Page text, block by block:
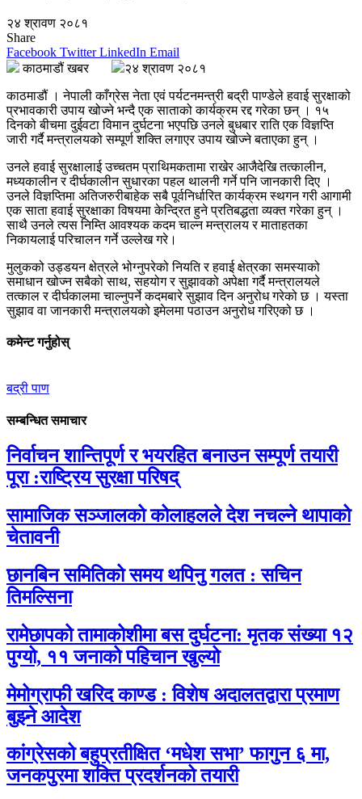
२४ श्रावण २०८१
Share
Facebook Twitter LinkedIn Email
काठमाडौं खबर
२४ श्रावण २०८१
काठमाडौं । नेपाली काँग्रेस नेता एवं पर्यटनमन्त्री बद्री पाण्डेले हवाई सुरक्षाको
प्रभावकारी उपाय खोज्ने भन्दै एक साताको कार्यक्रम रद्द गरेका छन् । १५
दिनको बीचमा दुईवटा विमान दुर्घटना भएपछि उनले बुधबार राति एक विज्ञप्ति
जारी गर्दै मन्त्रालयको सम्पूर्ण शक्ति लगाएर उपाय खोज्ने बताएका हुन् ।
उनले हवाई सुरक्षालाई उच्चतम प्राथिमकतामा राखेर आजैदेखि तत्कालीन,
मध्यकालीन र दीर्घकालीन सुधारका पहल थालनी गर्ने पनि जानकारी दिए ।
उनले विज्ञप्तिमा अतिजरुरीबाहेक सबै पूर्वनिर्धारित कार्यक्रम स्थगन गरी आगामी
एक साता हवाई सुरक्षाका विषयमा केन्द्रित हुने प्रतिबद्धता व्यक्त गरेका हुन् ।
साथै उनले त्यस निम्ति आवश्यक कदम चाल्न मन्त्रालय र माताहतका
निकायलाई परिचालन गर्ने उल्लेख गरे।
मुलुकको उड्डयन क्षेत्रले भोग्नुपरेको नियति र हवाई क्षेत्रका समस्याको
समाधान खोज्न सबैको साथ, सहयोग र सुझावको अपेक्षा गर्दै मन्त्रालयले
तत्काल र दीर्घकालमा चाल्नुपर्ने कदमबारे सुझाव दिन अनुरोध गरेको छ । यस्ता
सुझाव वा जानकारी मन्त्रालयको इमेलमा पठाउन अनुरोध गरिएको छ ।
कमेन्ट गर्नुहोस्
बद्री पाण
सम्बन्धित समाचार
निर्वाचन शान्तिपूर्ण र भयरहित बनाउन सम्पूर्ण तयारी
पूरा :राष्ट्रिय सुरक्षा परिषद्
सामाजिक सञ्जालको कोलाहलले देश नचल्ने थापाको
चेतावनी
छानबिन समितिको समय थपिनु गलत : सचिन
तिमल्सिना
रामेछापको तामाकोशीमा बस दुर्घटना: मृतक संख्या १२
पुग्यो, ११ जनाको पहिचान खुल्यो
मेमोग्राफी खरिद काण्ड : विशेष अदालतद्वारा प्रमाण
बुझ्ने आदेश
कांग्रेसको बहुप्रतीक्षित ‘मधेश सभा’ फागुन ६ मा,
जनकपुरमा शक्ति प्रदर्शनको तयारी